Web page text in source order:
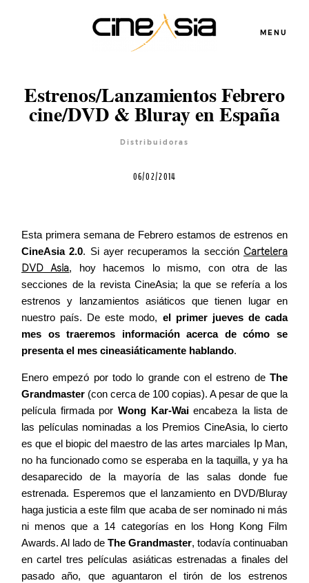
MENU
Estrenos/Lanzamientos Febrero
cine/DVD & Bluray en España
Distribuidoras
06/02/2014
Esta primera semana de Febrero estamos de estrenos en
CineAsia 2.0. Si ayer recuperamos la sección Cartelera
DVD Asia, hoy hacemos lo mismo, con otra de las
secciones de la revista CineAsia; la que se refería a los
estrenos y lanzamientos asiáticos que tienen lugar en
nuestro país. De este modo, el primer jueves de cada
mes os traeremos información acerca de cómo se
presenta el mes cineasiáticamente hablando.
Enero empezó por todo lo grande con el estreno de The
Grandmaster (con cerca de 100 copias). A pesar de que la
película firmada por Wong Kar-Waiencabeza la lista de
las películas nominadas a los Premios CineAsia, lo cierto
es que el biopic del maestro de las artes marciales Ip Man,
no ha funcionado como se esperaba en la taquilla, y ya ha
desaparecido de la mayoría de las salas donde fue
estrenada. Esperemos que el lanzamiento en DVD/Bluray
haga justicia a este film que acaba de ser nominado ni más
ni menos que a 14 categorías en los Hong Kong Film
Awards. Al lado de The Grandmaster, todavía continuaban
en cartel tres películas asiáticas estrenadas a finales del
pasado año, que aguantaron el tirón de los estrenos
Equipo
Blog
Agenda
Contacto
©2026 COPYRIGHT FLOTHEMES